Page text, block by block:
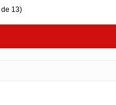
de 13)